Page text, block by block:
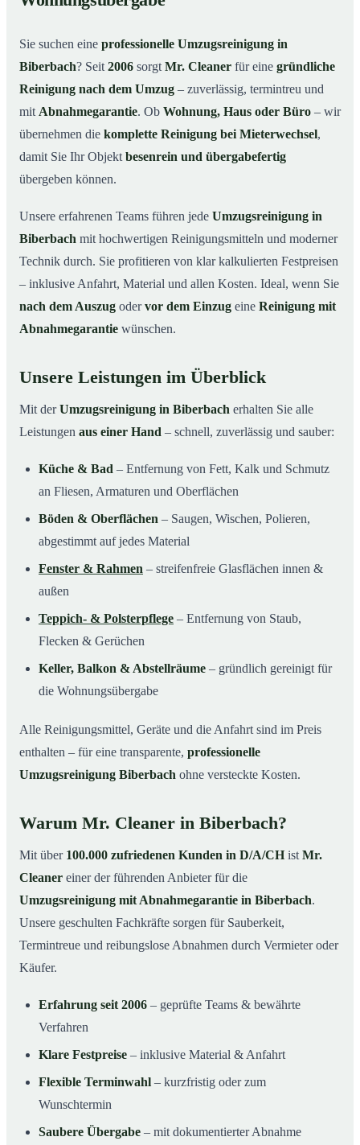
04So funktioniert’s
Typische Anlässe für eine Umzugsreinigung
07Jetzt Angebot anfordern
08So läuft eine Umzugsreinigung in Biberbach
Sie suchen eine professionelle Umzugsreinigung in
Biberbach? Seit 2006 sorgt Mr. Cleaner für eine gründliche
Reinigung nach dem Umzug – zuverlässig, termintreu und
mit Abnahmegarantie. Ob Wohnung, Haus oder Büro – wir
übernehmen die komplette Reinigung bei Mieterwechsel,
damit Sie Ihr Objekt besenrein und übergabefertig
übergeben können.
Unsere erfahrenen Teams führen jede Umzugsreinigung in
Biberbach mit hochwertigen Reinigungsmitteln und moderner
Technik durch. Sie profitieren von klar kalkulierten Festpreisen
– inklusive Anfahrt, Material und allen Kosten. Ideal, wenn Sie
nach dem Auszug odervor dem Einzug eine Reinigung mit
Abnahmegarantie wünschen.
Unsere Leistungen im Überblick
Mit derUmzugsreinigung in Biberbach erhalten Sie alle
Leistungen aus einer Hand – schnell, zuverlässig und sauber:
Küche & Bad – Entfernung von Fett, Kalk und Schmutz
an Fliesen, Armaturen und Oberflächen
Böden & Oberflächen – Saugen, Wischen, Polieren,
abgestimmt auf jedes Material
Fenster & Rahmen – streifenfreie Glasflächen innen &
außen
Teppich- & Polsterpflege – Entfernung von Staub,
Flecken & Gerüchen
Keller, Balkon & Abstellräume – gründlich gereinigt für
die Wohnungsübergabe
Alle Reinigungsmittel, Geräte und die Anfahrt sind im Preis
enthalten – für eine transparente, professionelle
Umzugsreinigung Biberbach ohne versteckte Kosten.
Warum Mr. Cleaner in Biberbach?
Mit über 100.000 zufriedenen Kunden in D/A/CHist Mr.
Cleaner einer der führenden Anbieter für die
Umzugsreinigung mit Abnahmegarantie in Biberbach.
Unsere geschulten Fachkräfte sorgen für Sauberkeit,
Termintreue und reibungslose Abnahmen durch Vermieter oder
Käufer.
Erfahrung seit 2006 – geprüfte Teams & bewährte
Verfahren
Klare Festpreise – inklusive Material & Anfahrt
Flexible Terminwahl – kurzfristig oder zum
Wunschtermin
Saubere Übergabe – mit dokumentierter Abnahme